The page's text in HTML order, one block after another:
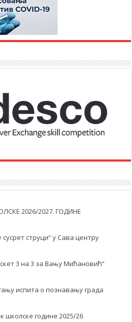
2026/2027. ГОДИНЕ
струци“ у Савa центру
3 на 3 за Вању Мићановић“
испита о познавању града
школске године 2025/26